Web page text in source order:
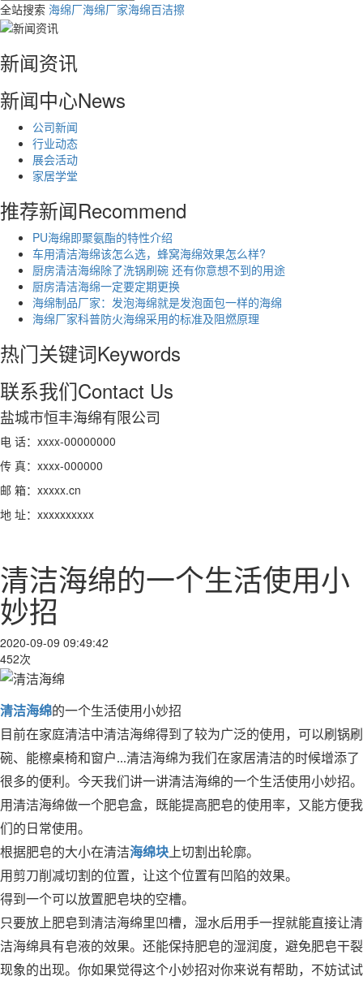
全站搜索 海绵厂海绵厂家海绵百洁擦
新闻资讯
新闻中心News
公司新闻
行业动态
展会活动
家居学堂
推荐新闻Recommend
PU海绵即聚氨酯的特性介绍
车用清洁海绵该怎么选，蜂窝海绵效果怎么样?
厨房清洁海绵除了洗锅刷碗 还有你意想不到的用途
厨房清洁海绵一定要定期更换
海绵制品厂家：发泡海绵就是发泡面包一样的海绵
海绵厂家科普防火海绵采用的标准及阻燃原理
热门关键词Keywords
联系我们Contact Us
盐城市恒丰海绵有限公司
电 话：xxxx-00000000
传 真：xxxx-000000
邮 箱：xxxxx.cn
地 址：xxxxxxxxxx
清洁海绵的一个生活使用小
妙招
2020-09-09 09:49:42
452次
清洁海绵的一个生活使用小妙招
目前在家庭清洁中清洁海绵得到了较为广泛的使用，可以刷锅刷
碗、能檫桌椅和窗户...清洁海绵为我们在家居清洁的时候增添了
很多的便利。今天我们讲一讲清洁海绵的一个生活使用小妙招。
用清洁海绵做一个肥皂盒，既能提高肥皂的使用率，又能方便我
们的日常使用。
根据肥皂的大小在清洁海绵块 上切割出轮廓。
用剪刀削减切割的位置，让这个位置有凹陷的效果。
得到一个可以放置肥皂块的空槽。
只要放上肥皂到清洁海绵里凹槽，湿水后用手一捏就能直接让清
洁海绵具有皂液的效果。还能保持肥皂的湿润度，避免肥皂干裂
现象的出现。你如果觉得这个小妙招对你来说有帮助，不妨试试